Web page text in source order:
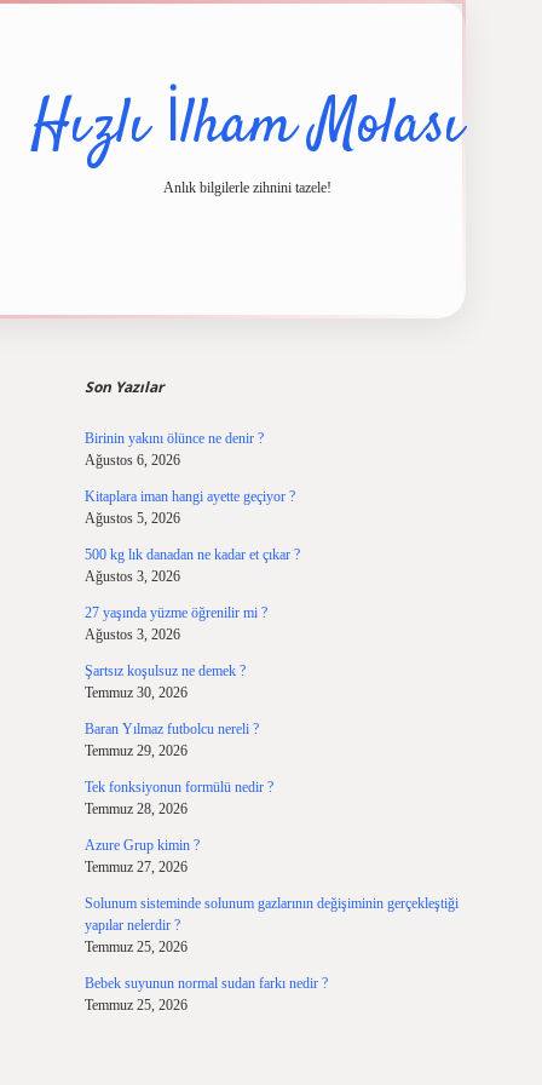
Hızlı İlham Molası
Anlık bilgilerle zihnini tazele!
Son Yazılar
Birinin yakını ölünce ne denir ?
Ağustos 6, 2026
Kitaplara iman hangi ayette geçiyor ?
Ağustos 5, 2026
500 kg lık danadan ne kadar et çıkar ?
Ağustos 3, 2026
27 yaşında yüzme öğrenilir mi ?
Ağustos 3, 2026
Şartsız koşulsuz ne demek ?
Temmuz 30, 2026
Baran Yılmaz futbolcu nereli ?
Temmuz 29, 2026
Tek fonksiyonun formülü nedir ?
Temmuz 28, 2026
Azure Grup kimin ?
Temmuz 27, 2026
Solunum sisteminde solunum gazlarının değişiminin gerçekleştiği
yapılar nelerdir ?
Temmuz 25, 2026
Bebek suyunun normal sudan farkı nedir ?
Temmuz 25, 2026